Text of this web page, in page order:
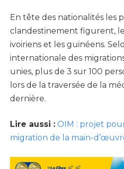
En tête des nationalités les
clandestinement figurent,
ivoiriens et les guinéens.
internationale des
unies, plus de 3 sur 100
lors de la traversée de la
dernière.
Lire aussi : OIM : projet
migration de la main-